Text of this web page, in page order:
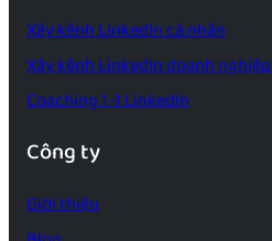
Xây kênh LinkedIn cá nhân
Xây kênh LinkedIn doanh nghiệp
Coaching 1-1 LinkedIn
Công ty
Giới thiệu